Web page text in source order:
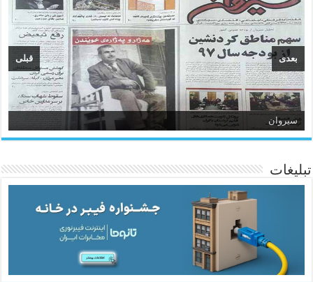
سیروان
ئاژانسی هەواڵی مێهر
قبلی بعدی
تبلیغات